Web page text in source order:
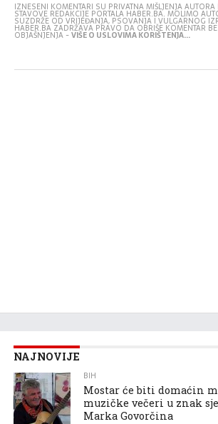
IZNESENI KOMENTARI SU PRIVATNA MIŠLJENJA
STAVOVE REDAKCIJE PORTALA HABER.BA. MOLIMO
SUZDRŽE OD VRIJEĐANJA, PSOVANJA I VULGARNOG
HABER.BA ZADRŽAVA PRAVO DA OBRIŠE KOMENTAR
OBJAŠNJENJA -VIŠE O USLOVIMA KORIŠTENJA...
NAJNOVIJE
BIH
Mostar će biti domaćin
muzičke večeri u znak
Marka Govorčina